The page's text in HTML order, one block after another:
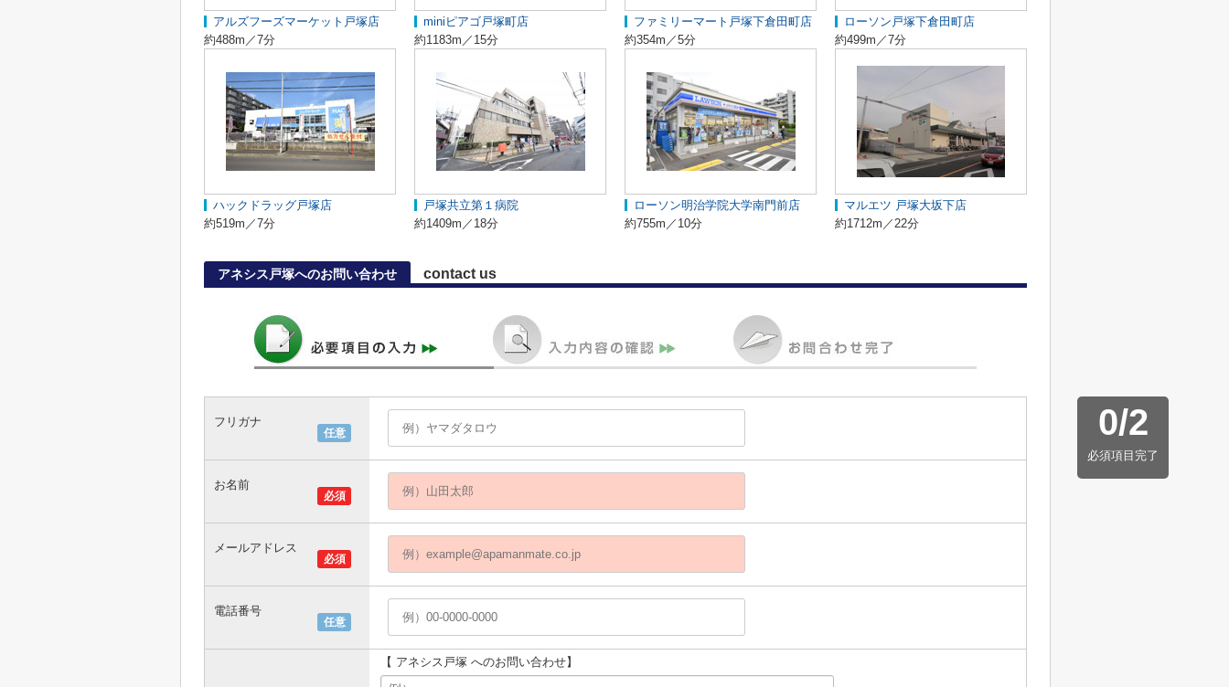
アルズフーズマーケット戸塚店
約488m／7分
miniピアゴ戸塚町店
約1183m／15分
ファミリーマート戸塚下倉田町店
約354m／5分
ローソン戸塚下倉田町店
約499m／7分
ハックドラッグ戸塚店
約519m／7分
戸塚共立第１病院
約1409m／18分
ローソン明治学院大学南門前店
約755m／10分
マルエツ 戸塚大坂下店
約1712m／22分
アネシス戸塚へのお問い合わせ contact us
0/2
必須項目完了
任意
フリガナ
必須
お名前
必須
メールアドレス
任意
電話番号
【 アネシス戸塚 へのお問い合わせ】